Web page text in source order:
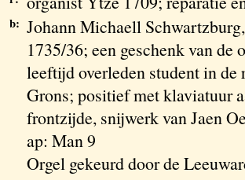
b: Johann Michaell
1735/36; een geschenk van de
leeftijd overleden student in de
Grons; positief met klaviatuur
frontzijde, snijwerk van Jaen
ap: Man 9
Orgel gekeurd door de